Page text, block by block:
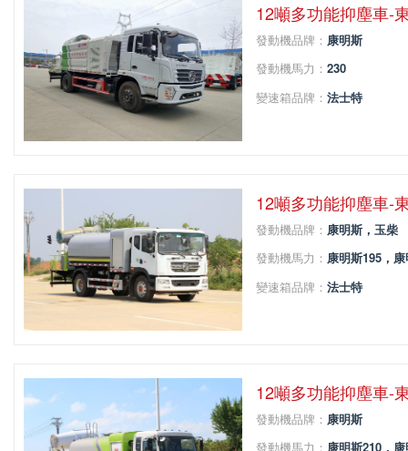
12噸多功能抑塵車-
發動機品牌： 康明斯
發動機馬力： 230
變速箱品牌： 法士特
12噸多功能抑塵車-
發動機品牌： 康明斯，玉柴
發動機馬力： 康明斯195，
變速箱品牌： 法士特
12噸多功能抑塵車-
發動機品牌： 康明斯
發動機馬力： 康明斯210，